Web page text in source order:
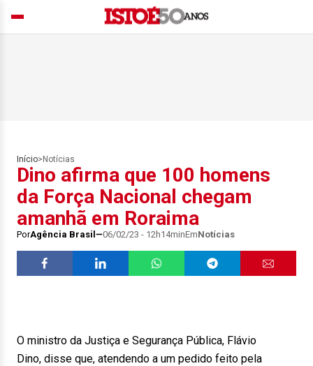
Início> Notícias
Dino afirma que 100 homens
da Força Nacional chegam
amanhã em Roraima
PorAgência Brasil 06/02/23 - 12h14minEmNotícias
O ministro da Justiça e Segurança Pública, Flávio
Dino, disse que, atendendo a um pedido feito pela